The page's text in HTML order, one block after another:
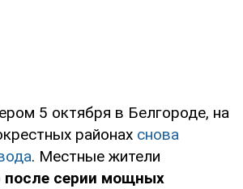
5 октября в Белгороде, на
районах снова
. Местные жители
после серии мощных